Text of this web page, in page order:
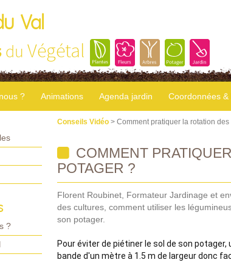
Val
du Végétal
? Animations Agenda jardin Coordonnées &
?
Conseils Vidéo > Comment pratiquer la rotation
COMMENT
POTAGER ?
Florent Roubinet, Formateur Jardinage et
des cultures, comment utiliser les
son potager.
Pour éviter de piétiner le sol de son
bande d'un mètre à 1.5 m de largeur donc